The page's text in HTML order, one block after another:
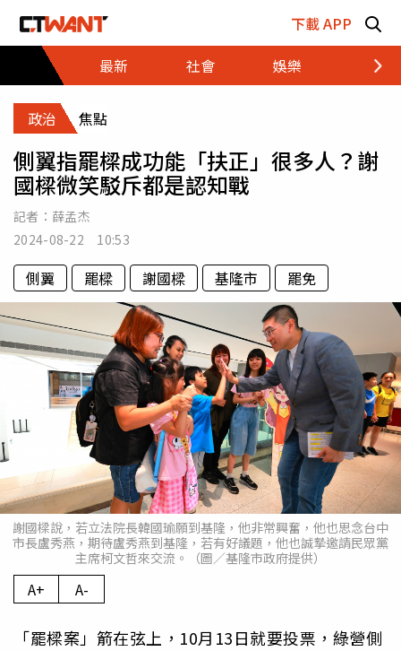
下載 APP
最新
社會 娛樂 財經
政治 焦點
側翼指罷樑成功能「扶正」很多人？謝
國樑微笑駁斥都是認知戰
記者： 薛孟杰
2024-08-22 10:53
側翼 罷樑 謝國樑 基隆市 罷免
謝國樑說，若立法院長韓國瑜願到基隆，他非常興奮，他也思念台中
市長盧秀燕，期待盧秀燕到基隆，若有好議題，他也誠摯邀請民眾黨
主席柯文哲來交流。（圖／基隆市政府提供）
A+ A-
「罷樑案」箭在弦上，10月13日就要投票，綠營側